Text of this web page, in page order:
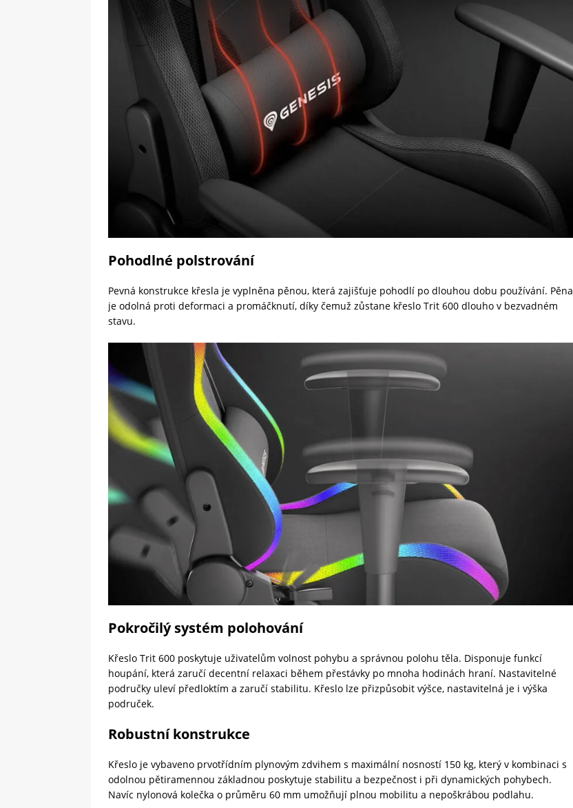
Pohodlné polstrování
Pevná konstrukce křesla je vyplněna pěnou, která zajišťuje pohodlí po dlouhou dobu používání. Pěna
je odolná proti deformaci a promáčknutí, díky čemuž zůstane křeslo Trit 600 dlouho v bezvadném
stavu.
Pokročilý systém polohování
Křeslo Trit 600 poskytuje uživatelům volnost pohybu a správnou polohu těla. Disponuje funkcí
houpání, která zaručí decentní relaxaci během přestávky po mnoha hodinách hraní. Nastavitelné
područky uleví předloktím a zaručí stabilitu. Křeslo lze přizpůsobit výšce, nastavitelná je i výška
područek.
Robustní konstrukce
Křeslo je vybaveno prvotřídním plynovým zdvihem s maximální nosností 150 kg, který v kombinaci s
odolnou pětiramennou základnou poskytuje stabilitu a bezpečnost i při dynamických pohybech.
Navíc nylonová kolečka o průměru 60 mm umožňují plnou mobilitu a nepoškrábou podlahu.